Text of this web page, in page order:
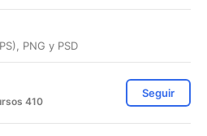
PNG y PSD
410
Seguir